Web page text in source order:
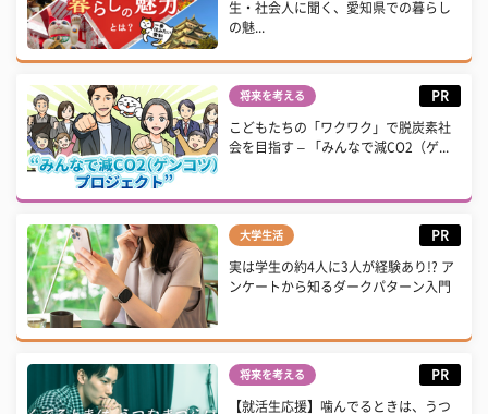
生・社会人に聞く、愛知県での暮らし
の魅...
将来を考える PR
こどもたちの「ワクワク」で脱炭素社
会を目指す – 「みんなで減CO2（ゲ...
大学生活 PR
実は学生の約4人に3人が経験あり!? ア
ンケートから知るダークパターン入門
将来を考える PR
【就活生応援】噛んでるときは、うつ